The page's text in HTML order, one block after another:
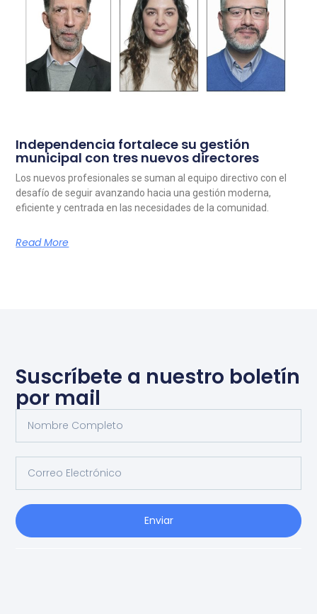
Independencia fortalece su gestión
municipal con tres nuevos directores
Los nuevos profesionales se suman al equipo directivo con el
desafío de seguir avanzando hacia una gestión moderna,
eficiente y centrada en las necesidades de la comunidad.
Read More
Suscríbete a nuestro boletín
por mail
Enviar